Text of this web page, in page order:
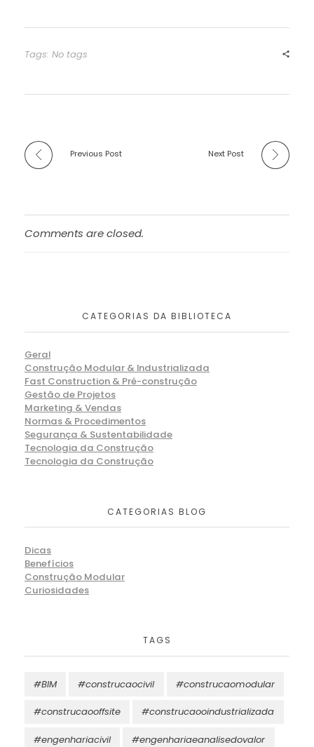
Tags: No tags
Previous Post Next Post
Comments are closed.
CATEGORIAS DA BIBLIOTECA
Geral
Construção Modular & Industrializada
Fast Construction & Pré-construção
Gestão de Projetos
Marketing & Vendas
Normas & Procedimentos
Segurança & Sustentabilidade
Tecnologia da Construção
Tecnologia da Construção
CATEGORIAS BLOG
Dicas
Benefícios
Construção Modular
Curiosidades
TAGS
#BIM #construcaocivil #construcaomodular
#construcaooffsite #construcaooindustrializada
#engenhariacivil #engenhariaeanalisedovalor